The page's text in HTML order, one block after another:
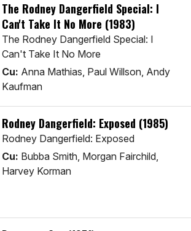
The Rodney Dangerfield Special: I
Can't Take It No More (1983)
The Rodney Dangerfield Special: I
Can't Take It No More
Cu: Anna Mathias, Paul Willson, Andy
Kaufman
Rodney Dangerfield: Exposed (1985)
Rodney Dangerfield: Exposed
Cu: Bubba Smith, Morgan Fairchild,
Harvey Korman